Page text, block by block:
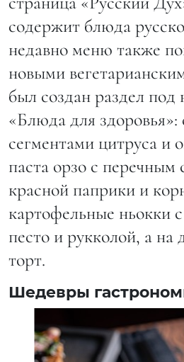
содержит блюда
недавно меню также
новыми
был создан раздел под
«Блюда для здоровья»:
сегментами цитруса и
паста орзо с перечным
красной паприки и
картофельные ньокки
песто и рукколой, а на
торт.
Шедевры